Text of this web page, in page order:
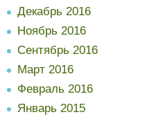
Декабрь 2016
Ноябрь 2016
Сентябрь 2016
Март 2016
Февраль 2016
Январь 2015